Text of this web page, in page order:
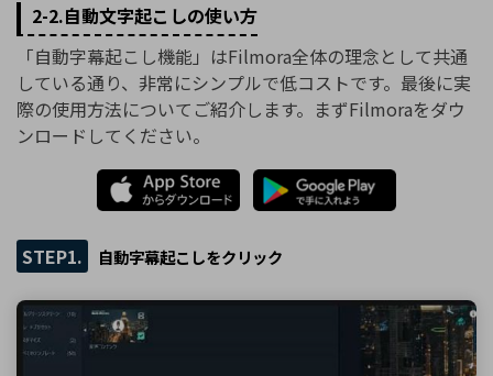
2-2.自動文字起こしの使い方
「自動字幕起こし機能」はFilmora全体の理念として共通
している通り、非常にシンプルで低コストです。最後に実
際の使用方法についてご紹介します。まずFilmoraをダウ
ンロードしてください。
STEP1. 自動字幕起こしをクリック